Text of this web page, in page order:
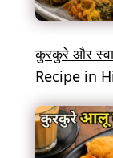
कुरकुरे और
Recipe in